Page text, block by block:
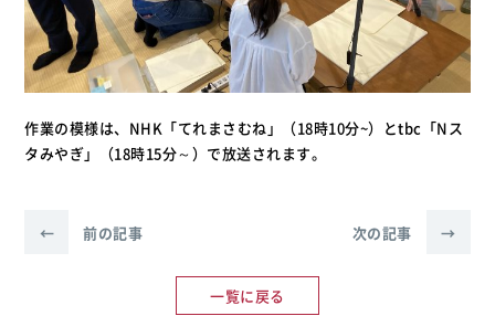
作業の模様は、NHK「てれまさむね」（18時10分~）とtbc「Nス
タみやぎ」（18時15分～）で放送されます。
← 前の記事
一覧に戻る
次の記事 →